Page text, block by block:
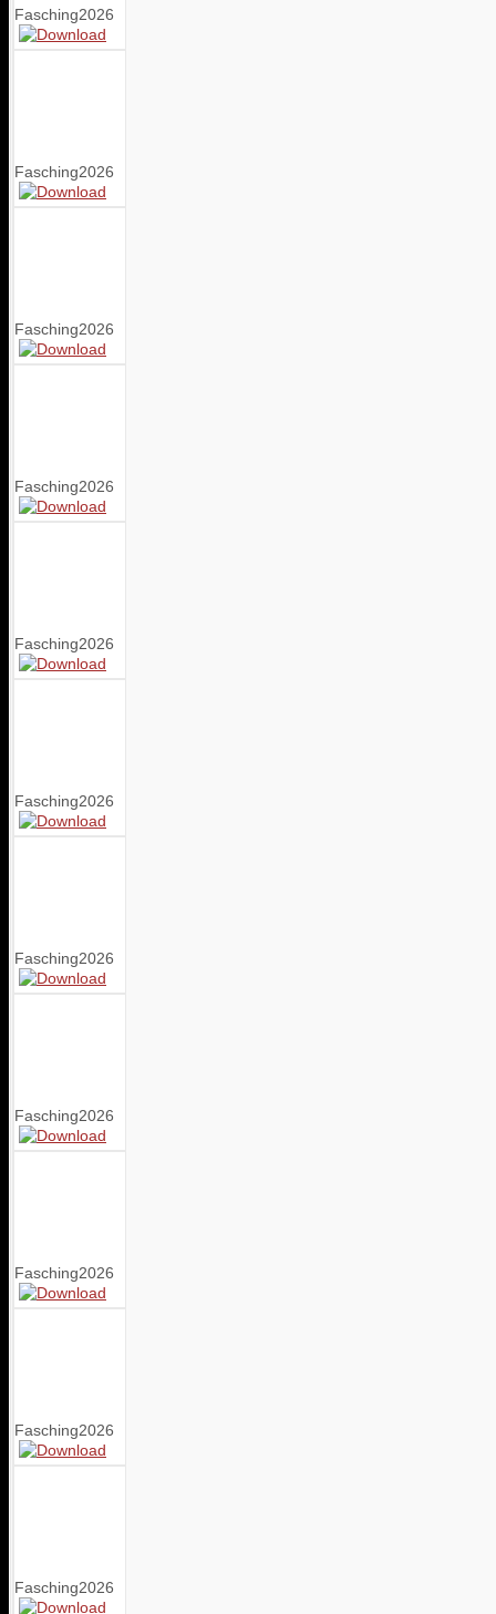
Fasching2026
Fasching2026
Fasching2026
Fasching2026
Fasching2026
Fasching2026
Fasching2026
Fasching2026
Fasching2026
Fasching2026
Fasching2026